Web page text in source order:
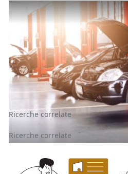
Stalle, Scuderie, Rimesse,
Padova
Padova (Padova)
Offerta minima
1.875 € 2.500 €
Codice asta:ac198c56
Asta chiusa
Ricerche correlate
Ricerche correlate